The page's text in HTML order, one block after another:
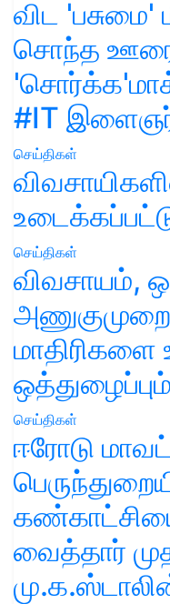
விட 'பசுமை'
சொந்த
#IT
செய்திகள்
செய்திகள்
விவசாயம்,
மாதிரிகளை
செய்திகள்
ஈரோடு
வைத்தார்